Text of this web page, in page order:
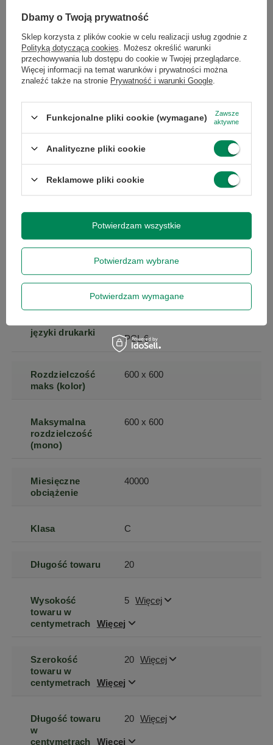
20
Głębokość
produktu
45.4
Wysokość
produktu
32.2
5
Pojemność
podajnika
papieru (kartki)
500
Pojemność
papieru (kartki)
250
Prędkość druku
w czerni
20
języki drukarki
PCL 6
Rozdzielczość
maks (kolor)
600 x 600
Maksymalna
rozdzielczość
(mono)
600 x 600
Miesięczne
obciążenie
40000
Klasa C
Długość towaru 20
Wysokość
towaru w
centymetrach
Więcej
5 Więcej
Szerokość
towaru w
centymetrach
Więcej
20 Więcej
Długość towaru
w
centymetrach
Więcej
20 Więcej
Dbamy o Twoją prywatność
Sklep korzysta z plików cookie w celu realizacji usług zgodnie z
Polityką dotyczącą cookies . Możesz określić warunki
przechowywania lub dostępu do cookie w Twojej przeglądarce.
Więcej informacji na temat warunków i prywatności można
znaleźć także na stronie Prywatność i warunki Google
Funkcjonalne pliki cookie (wymagane)
Zawsze
aktywne
Analityczne pliki cookie
Reklamowe pliki cookie
Potwierdzam wybrane
Potwierdzam wymagane
Potwierdzam wszystkie